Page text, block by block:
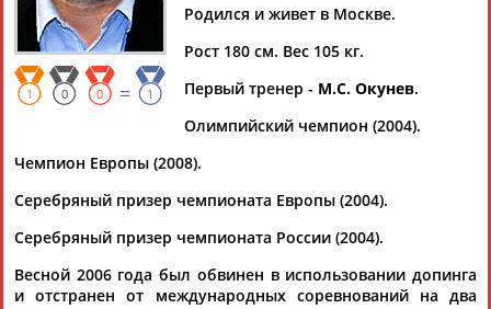
Дмитрий
Тамилла
АБАСОВА
Рамазан
АБАЧАРАЕВ
Ростом
АБАШИДЗЕ
АББАТЕ-
БУЛАТОВА
АББЯСОВА
АБДИКАРИМОВААБДРАХМАНОВ
1 0 0 = 1
Родился и живет в Москве.
Рост 180 см. Вес 105 кг.
Первый тренер - М.С. Окунев.
Олимпийский чемпион (2004).
Чемпион Европы (2008).
Серебряный призер чемпионата Европы (2004).
Серебряный призер чемпионата России (2004).
Весной 2006 года был обвинен в использовании допинга
и отстранен от международных соревнований на два